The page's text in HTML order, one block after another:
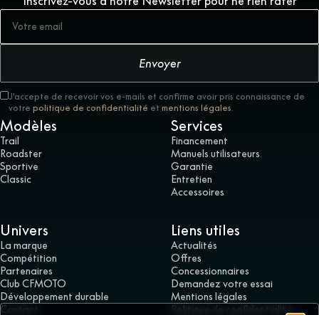
Envoyer
J'accepte de recevoir vos e-mails et confirme avoir pris connaissance de
votre politique de confidentialité et mentions légales
Modèles
Trail
Roadster
Sportive
Classic
Services
Financement
Manuels utilisateurs
Garantie
Entretien
Accessoires
Univers
La marque
Compétition
Partenaires
Club CFMOTO
Développement durable
Contact
Liens utiles
Actualités
Offres
Concessionnaires
Demandez votre essai
Mentions légales
Politique de confidentialité